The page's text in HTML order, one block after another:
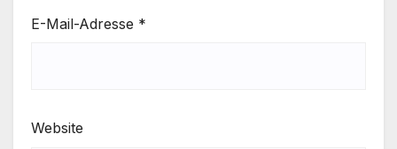
E-Mail-Adresse *
Website